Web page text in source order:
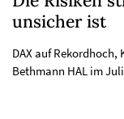
unsicher ist
DAX auf
Bethmann HAL im